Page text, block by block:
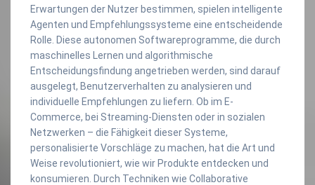
Erwartungen der Nutzer bestimmen, spielen intelligente
Agenten und Empfehlungssysteme eine entscheidende
Rolle. Diese autonomen Softwareprogramme, die durch
maschinelles Lernen und algorithmische
Entscheidungsfindung angetrieben werden, sind darauf
ausgelegt, Benutzerverhalten zu analysieren und
individuelle Empfehlungen zu liefern. Ob im E-
Commerce, bei Streaming-Diensten oder in sozialen
Netzwerken – die Fähigkeit dieser Systeme,
personalisierte Vorschläge zu machen, hat die Art und
Weise revolutioniert, wie wir Produkte entdecken und
konsumieren. Durch Techniken wie Collaborative